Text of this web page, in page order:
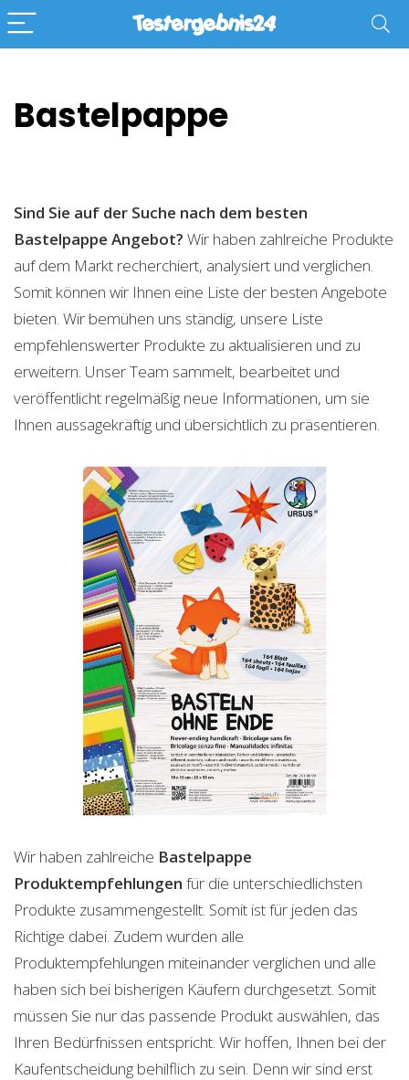
Bastelpappe
Sind Sie auf der Suche nach dem besten
Bastelpappe Angebot? Wir haben zahlreiche Produkte
auf dem Markt recherchiert, analysiert und verglichen.
Somit können wir Ihnen eine Liste der besten Angebote
bieten. Wir bemühen uns ständig, unsere Liste
empfehlenswerter Produkte zu aktualisieren und zu
erweitern. Unser Team sammelt, bearbeitet und
veröffentlicht regelmäßig neue Informationen, um sie
Ihnen aussagekräftig und übersichtlich zu präsentieren.
Wir haben zahlreiche Bastelpappe
Produktempfehlungen für die unterschiedlichsten
Produkte zusammengestellt. Somit ist für jeden das
Richtige dabei. Zudem wurden alle
Produktempfehlungen miteinander verglichen und alle
haben sich bei bisherigen Käufern durchgesetzt. Somit
müssen Sie nur das passende Produkt auswählen, das
Ihren Bedürfnissen entspricht. Wir hoffen, Ihnen bei der
Kaufentscheidung behilflich zu sein. Denn wir sind erst